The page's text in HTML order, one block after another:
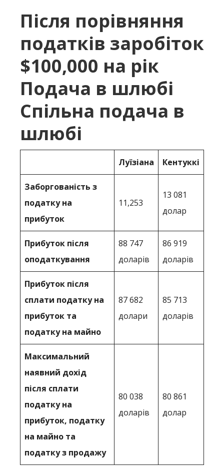
Після порівняння
податків заробіток
$100,000 на рік
Подача в шлюбі
Спільна подача в
шлюбі
Луїзіана Кентуккі
Заборгованість з
податку на
прибуток
11,253
13 081
долар
Прибуток після
оподаткування
88 747
доларів
86 919
доларів
Прибуток після
сплати податку на
прибуток та
податку на майно
87 682
долари
85 713
доларів
Максимальний
наявний дохід
після сплати
податку на
прибуток, податку
на майно та
податку з продажу
80 038
доларів
80 861
долар